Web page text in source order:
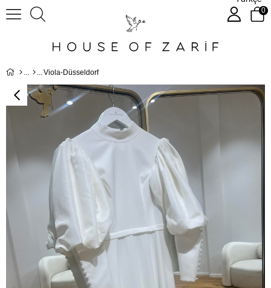
0
Viola-Düsseldorf